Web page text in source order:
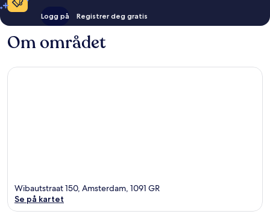
Logg på Registrer deg gratis
Om området
Wibautstraat 150, Amsterdam, 1091 GR
Se på kartet